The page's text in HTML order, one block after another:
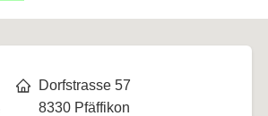
Dorfstrasse 57
8330 Pfäffikon